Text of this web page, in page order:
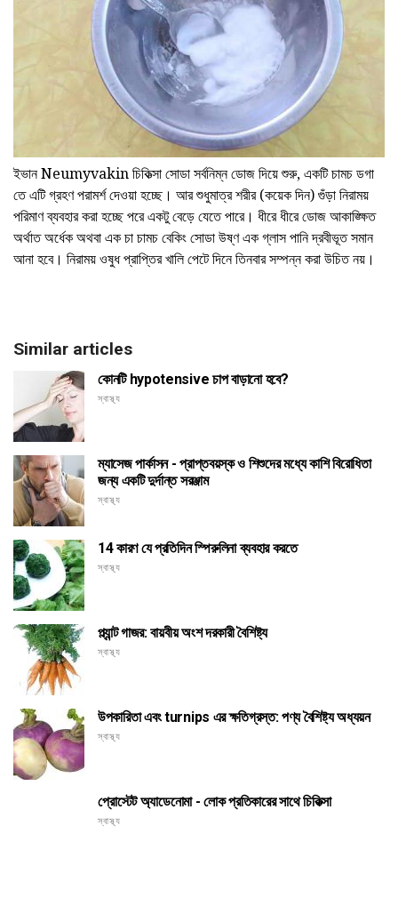
ইভান Neumyvakin চিকিত্সা সোডা সর্বনিম্ন ডোজ দিয়ে শুরু, একটি চামচ ডগা
তে এটি গ্রহণ পরামর্শ দেওয়া হচ্ছে। আর শুধুমাত্র শরীর (কয়েক দিন) গুঁড়া নিরাময়
পরিমাণ ব্যবহার করা হচ্ছে পরে একটু বেড়ে যেতে পারে। ধীরে ধীরে ডোজ আকাঙ্ক্ষিত
অর্থাত অর্ধেক অথবা এক চা চামচ বেকিং সোডা উষ্ণ এক গ্লাস পানি দ্রবীভূত সমান
আনা হবে। নিরাময় ওষুধ প্রাপ্তির খালি পেটে দিনে তিনবার সম্পন্ন করা উচিত নয়।
Similar articles
কোনটি hypotensive চাপ বাড়ানো হবে?
স্বাস্থ্য
ম্যাসেজ পার্কাসন - প্রাপ্তবয়স্ক ও শিশুদের মধ্যে কাশি বিরোধিতা
জন্য একটি দুর্দান্ত সরঞ্জাম
স্বাস্থ্য
14 কারণ যে প্রতিদিন স্পিরুলিনা ব্যবহার করতে
স্বাস্থ্য
প্ল্যান্ট গাজর: বায়বীয় অংশ দরকারী বৈশিষ্ট্য
স্বাস্থ্য
উপকারিতা এবং turnips এর ক্ষতিগ্রস্ত: পণ্য বৈশিষ্ট্য অধ্যয়ন
স্বাস্থ্য
প্রোস্টেট অ্যাডেনোমা - লোক প্রতিকারের সাথে চিকিত্সা
স্বাস্থ্য